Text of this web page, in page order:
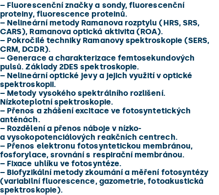
– Fluorescenční značky a sondy, fluorescenční
proteiny, fluorescence proteinů.
– Nelineární metody Ramanova rozptylu (HRS, SRS,
CARS), Ramanova optická aktivita (ROA).
– Pokročilé techniky Ramanovy spektroskopie (SERS,
CRM, DCDR).
– Generace a charakterizace femtosekundových
pulsů. Základy 2DES spektroskopie.
– Nelineární optické jevy a jejich využití v optické
spektroskopii.
– Metody vysokého spektrálního rozlišení.
Nízkoteplotní spektroskopie.
– Přenos a zhášení excitace ve fotosyntetických
anténách.
– Rozdělení a přenos náboje v nízko-
a vysokopotenciálových reakčních centrech.
– Přenos elektronu fotosyntetickou membránou,
fosforylace, srovnání s respirační membránou.
– Fixace uhlíku ve fotosyntéze.
– Biofyzikální metody zkoumání a měření fotosyntézy
(variabilní fluorescence, gazometrie, fotoakustická
spektroskopie).